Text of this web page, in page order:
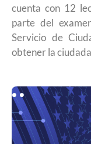
cuenta con 12
parte del
Servicio de
obtener la